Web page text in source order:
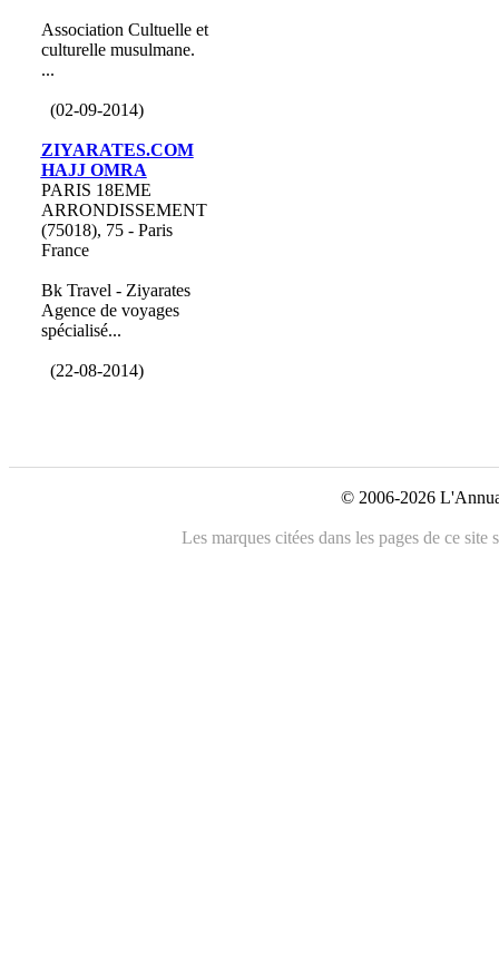
Association Cultuelle et
culturelle musulmane.
...
(02-09-2014)
ZIYARATES.COM
HAJJ OMRA
PARIS 18EME
ARRONDISSEMENT
(75018), 75 - Paris
France
Bk Travel - Ziyarates
Agence de voyages
spécialisé...
(22-08-2014)
© 2006-2026
Les marques citées dans les pages de ce